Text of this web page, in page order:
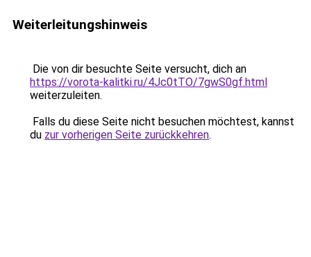
Weiterleitungshinweis
Die von dir besuchte Seite versucht, dich an
https://vorota-kalitki.ru/4Jc0tTO/7gwS0gf.html
weiterzuleiten.
Falls du diese Seite nicht besuchen möchtest, kannst
du zur vorherigen Seite zurückkehren.